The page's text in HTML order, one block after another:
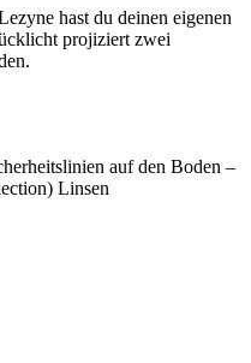
hast du deinen eigenen
pro­ji­zie­rt zwei
auf den Boden –
Linsen